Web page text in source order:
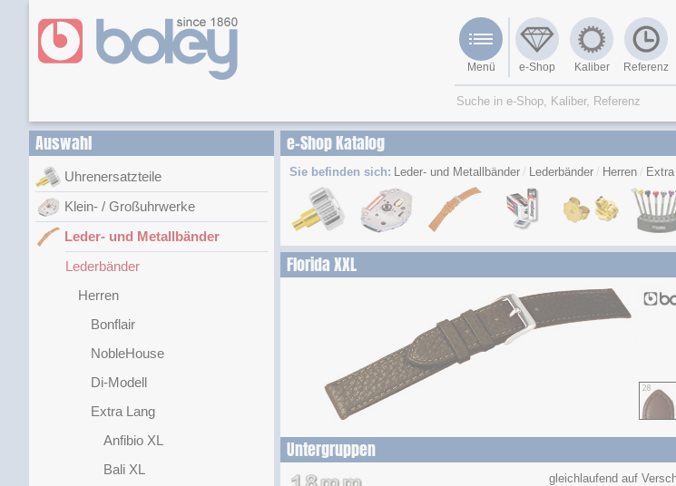
Menü e-Shop Kaliber Referenz
Auswahl
Uhrenersatzteile
Klein- / Großuhrwerke
Leder- und Metallbänder
Lederbänder
Herren
Bonflair
NobleHouse
Di-Modell
Extra Lang
Anfibio XL
Bali XL
e-Shop Katalog
Sie befinden sich: Leder- und Metallbänder Lederbänder Herren
Florida XXL
Untergruppen
gleichlaufend auf